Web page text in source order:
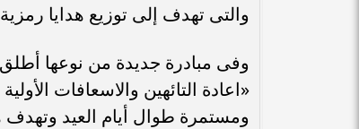
والتى تهدف إلى توزيع هدايا
وفى مبادرة جديدة من نوعها
«اعادة التائهين والاسعافات
ومستمرة طوال أيام العيد وتهدف